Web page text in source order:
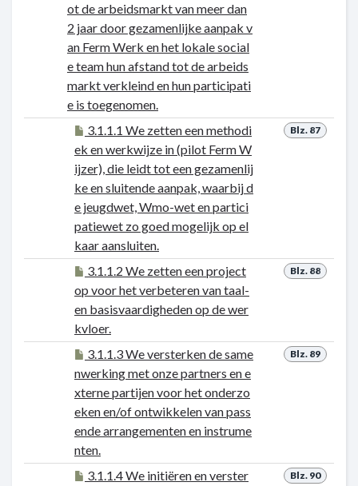
ot de arbeidsmarkt van meer dan
2 jaar door gezamenlijke aanpak v
an Ferm Werk en het lokale social
e team hun afstand tot de arbeids
markt verkleind en hun participati
e is toegenomen.
Blz. 87
3.1.1.1 We zetten een methodi
ek en werkwijze in (pilot Ferm W
ijzer), die leidt tot een gezamenlij
ke en sluitende aanpak, waarbij d
e jeugdwet, Wmo-wet en partici
patiewet zo goed mogelijk op el
kaar aansluiten.
Blz. 88
3.1.1.2 We zetten een project
op voor het verbeteren van taal-
en basisvaardigheden op de wer
kvloer.
Blz. 89
3.1.1.3 We versterken de same
nwerking met onze partners en e
xterne partijen voor het onderzo
eken en/of ontwikkelen van pass
ende arrangementen en instrume
nten.
Blz. 90
3.1.1.4 We initiëren en verster